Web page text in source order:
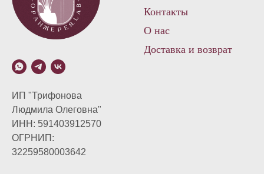
ИП "Трифонова
Людмила Олеговна"
ИНН: 591403912570
ОГРНИП:
32259580003642
Контакты
О нас
Доставка и возврат